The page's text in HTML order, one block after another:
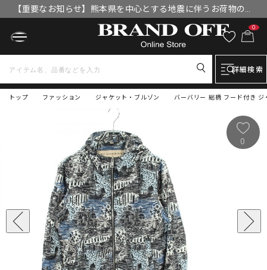
【重要なお知らせ】熊本県を中心とする地震に伴うお荷物のお
届けについて
0
詳細検索
トップ バーバリー 総柄 フード付き
ファッション ジャケット・ブルゾン
0